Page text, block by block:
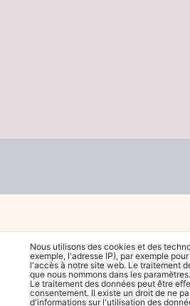
Nous utilisons des cookies et des
exemple, l'adresse IP), par exemple
l'accès à notre site web. Le traitement
que nous nommons dans les paramètres.
Le traitement des données peut être
consentement. Il existe un droit de ne
d'informations sur l'utilisation des